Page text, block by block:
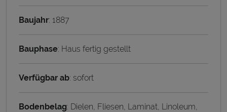
Baujahr: 1887
Bauphase: Haus fertig gestellt
Verfügbar ab: sofort
Bodenbelag: Dielen, Fliesen, Laminat, Linoleum,